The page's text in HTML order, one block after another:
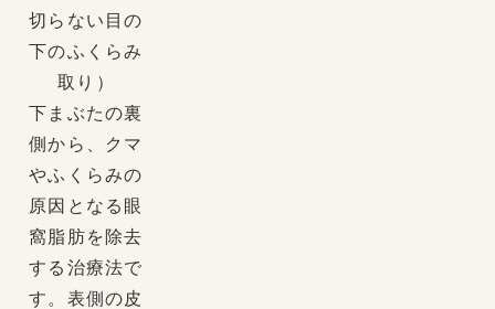
切らない目の
下のふくらみ
取り）
下まぶたの裏
側から、クマ
やふくらみの
原因となる眼
窩脂肪を除去
する治療法で
す。表側の皮